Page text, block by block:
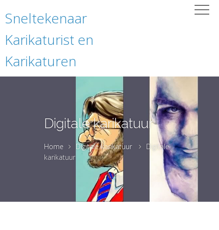
Sneltekenaar
Karikaturist en
Karikaturen
Digitale karikatuur
Home Digitale karikatuur
Digitale
karikatuur